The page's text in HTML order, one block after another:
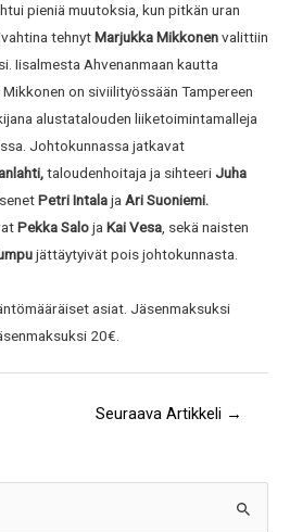
pieniä muutoksia, kun pitkän uran
tehnytMarjukka Mikkonenvalittiin
Iisalmesta Ahvenanmaan kautta
on siviilityössään Tampereen
alustatalouden liiketoimintamalleja
Johtokunnassa jatkavat
taloudenhoitaja ja sihteeriJuha
Petri IntalajaAri Suoniemi.
Pekka SalojaKai Vesa, sekä naisten
jättäytyivät pois johtokunnasta.
asiat. Jäsenmaksuksi
20€.
Seuraava Artikkeli →